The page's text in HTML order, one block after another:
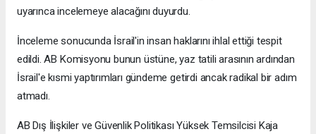
uyarınca incelemeye alacağını duyurdu.
İnceleme sonucunda İsrail'in insan haklarını ihlal ettiği tespit
edildi. AB Komisyonu bunun üstüne, yaz tatili arasının ardından
İsrail'e kısmi yaptırımları gündeme getirdi ancak radikal bir adım
atmadı.
AB Dış İlişkiler ve Güvenlik Politikası Yüksek Temsilcisi Kaja